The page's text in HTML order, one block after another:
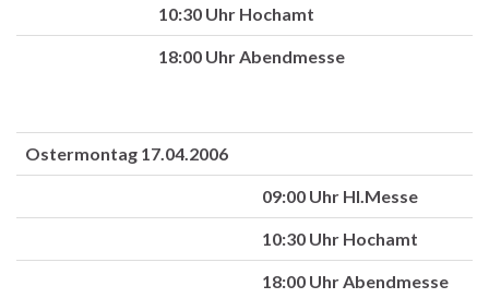
10:30 Uhr Hochamt
18:00 Uhr Abendmesse
Ostermontag 17.04.2006
09:00 Uhr Hl.Messe
10:30 Uhr Hochamt
18:00 Uhr Abendmesse